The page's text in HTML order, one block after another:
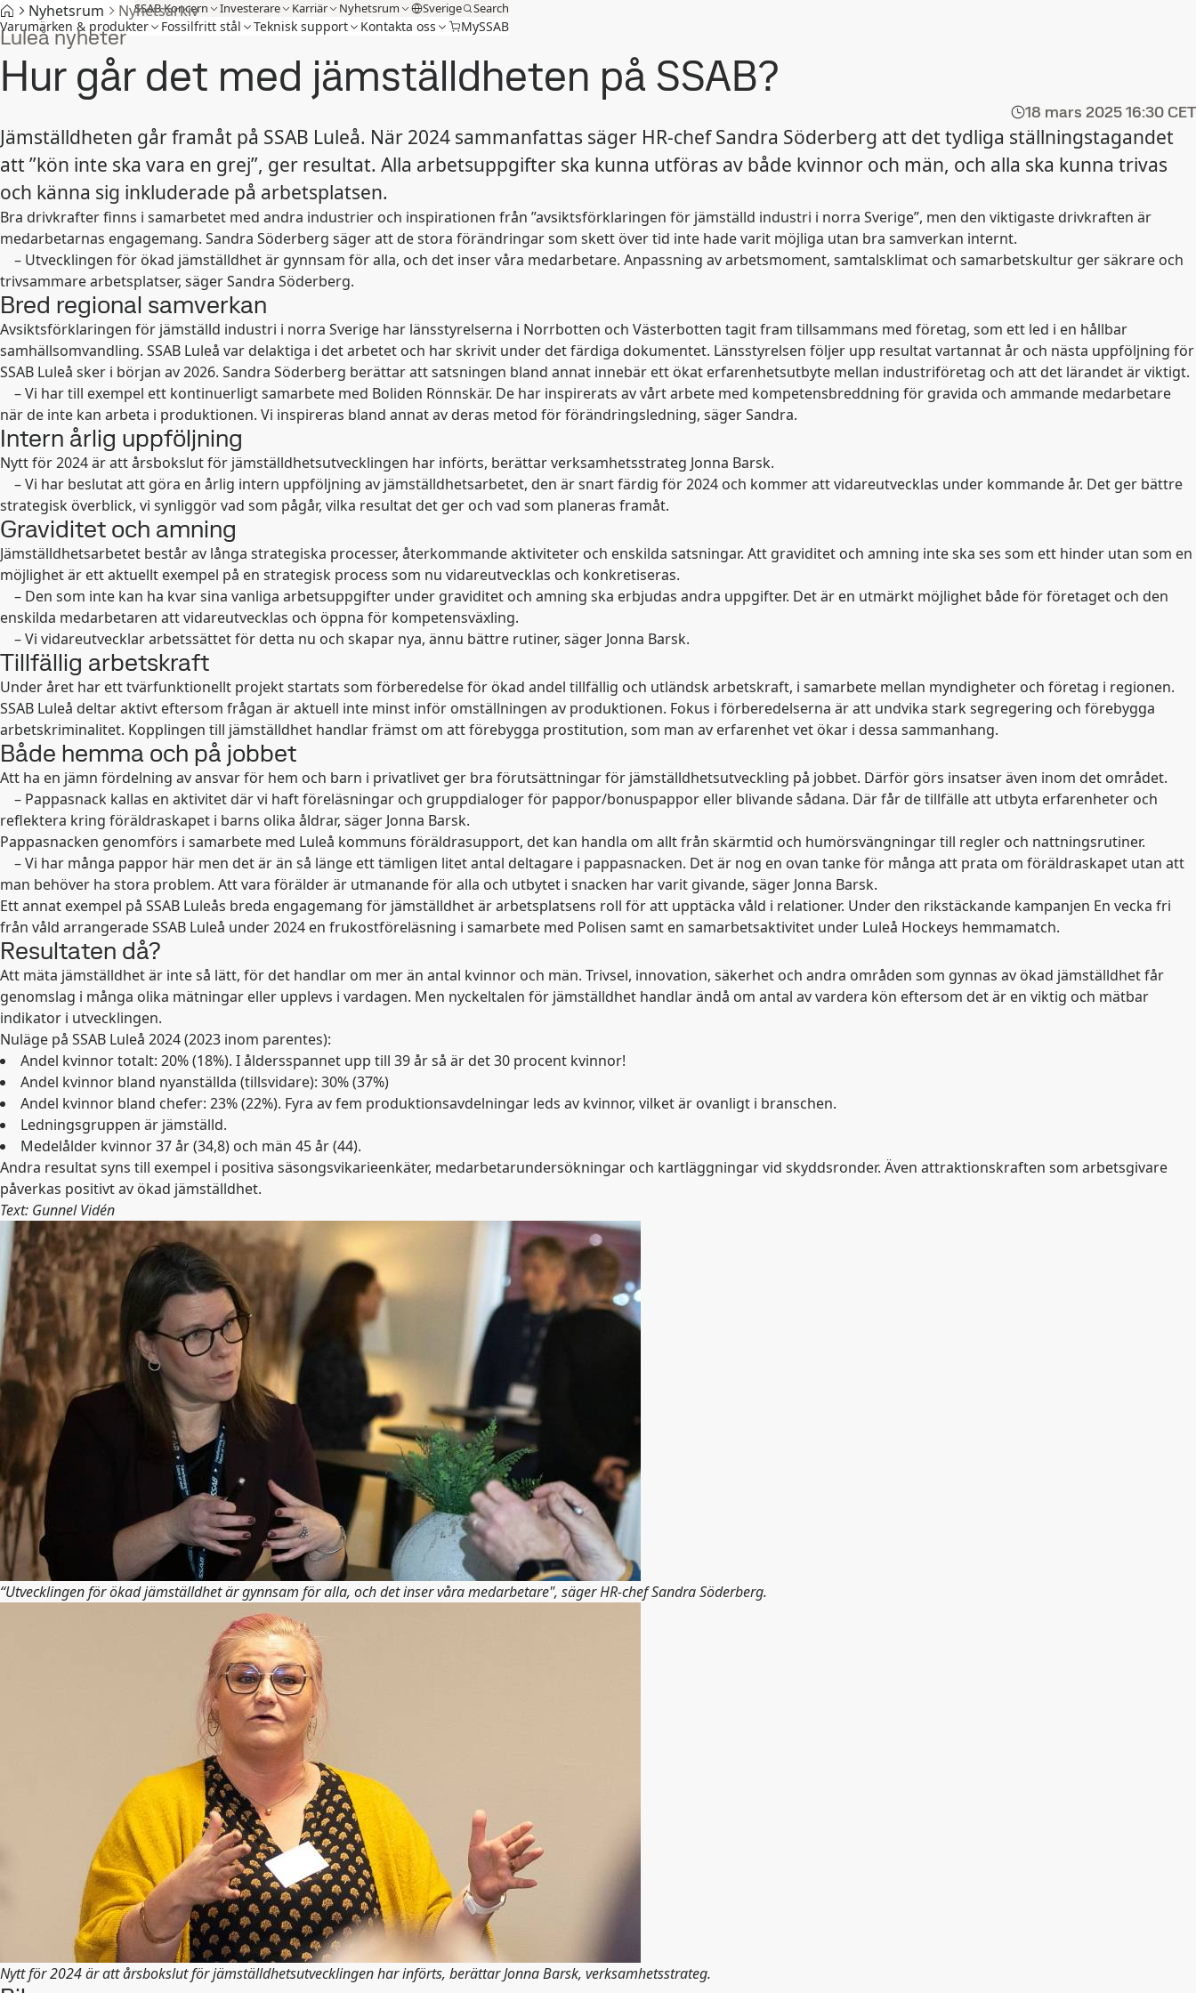
SSAB Koncern Investerare Karriär Nyhetsrum Sverige Search
Varumärken & produkter Fossilfritt stål Teknisk support Kontakta oss MySSAB
Nyhetsrum Nyhetsarkiv
Luleå nyheter
Hur går det med jämställdheten på SSAB?
18 mars 202516:30 CET
Jämställdheten går framåt på SSAB Luleå. När 2024 sammanfattas säger HR-chef Sandra Söderberg att det tydliga ställningstagandet
att ”kön inte ska vara en grej”, ger resultat. Alla arbetsuppgifter ska kunna utföras av både kvinnor och män, och alla ska kunna trivas
och känna sig inkluderade på arbetsplatsen.
Bra drivkrafter finns i samarbetet med andra industrier och inspirationen från ”avsiktsförklaringen för jämställd industri i norra Sverige”, men den viktigaste drivkraften är
medarbetarnas engagemang. Sandra Söderberg säger att de stora förändringar som skett över tid inte hade varit möjliga utan bra samverkan internt.
– Utvecklingen för ökad jämställdhet är gynnsam för alla, och det inser våra medarbetare. Anpassning av arbetsmoment, samtalsklimat och samarbetskultur ger säkrare och
trivsammare arbetsplatser, säger Sandra Söderberg.
Bred regional samverkan
Avsiktsförklaringen för jämställd industri i norra Sverige har länsstyrelserna i Norrbotten och Västerbotten tagit fram tillsammans med företag, som ett led i en hållbar
samhällsomvandling. SSAB Luleå var delaktiga i det arbetet och har skrivit under det färdiga dokumentet. Länsstyrelsen följer upp resultat vartannat år och nästa uppföljning för
SSAB Luleå sker i början av 2026. Sandra Söderberg berättar att satsningen bland annat innebär ett ökat erfarenhetsutbyte mellan industriföretag och att det lärandet är viktigt.
–Vi har till exempel ett kontinuerligt samarbete med Boliden Rönnskär. De har inspirerats av vårt arbete med kompetensbreddning för gravida och ammande medarbetare
när de inte kan arbeta i produktionen. Vi inspireras bland annat av deras metod för förändringsledning, säger Sandra.
Intern årlig uppföljning
Nytt för 2024 är att årsbokslut för jämställdhetsutvecklingen har införts, berättar verksamhetsstrateg Jonna Barsk.
–Vi har beslutat att göra en årlig intern uppföljning av jämställdhetsarbetet, den är snart färdig för 2024 och kommer att vidareutvecklas under kommande år. Det ger bättre
strategisk överblick, vi synliggör vad som pågår, vilka resultat det ger och vad som planeras framåt.
Graviditet och amning
Jämställdhetsarbetet består av långa strategiska processer, återkommande aktiviteter och enskilda satsningar. Att graviditet och amning inte ska ses som ett hinder utan som en
möjlighet är ett aktuellt exempel på en strategisk process som nu vidareutvecklas och konkretiseras.
– Den som inte kan ha kvar sina vanliga arbetsuppgifter under graviditet och amning ska erbjudas andra uppgifter. Det är en utmärkt möjlighet både för företaget och den
enskilda medarbetaren att vidareutvecklas och öppna för kompetensväxling.
–Vi vidareutvecklar arbetssättet för detta nu och skapar nya, ännu bättre rutiner, säger Jonna Barsk.
Tillfällig arbetskraft
Under året har ett tvärfunktionellt projekt startats som förberedelse för ökad andel tillfällig och utländsk arbetskraft, i samarbete mellan myndigheter och företag i regionen.
SSAB Luleå deltar aktivt eftersom frågan är aktuell inte minst inför omställningen av produktionen. Fokus i förberedelserna är att undvika stark segregering och förebygga
arbetskriminalitet. Kopplingen till jämställdhet handlar främst om att förebygga prostitution, som man av erfarenhet vet ökar i dessa sammanhang.
Både hemma och på jobbet
Att ha en jämn fördelning av ansvar för hem och barn i privatlivet ger bra förutsättningar för jämställdhetsutveckling på jobbet. Därför görs insatser även inom det området.
– Pappasnack kallas en aktivitet där vi haft föreläsningar och gruppdialoger för pappor/bonuspappor eller blivande sådana. Där får de tillfälle att utbyta erfarenheter och
reflektera kring föräldraskapet i barns olika åldrar, säger Jonna Barsk.
Pappasnacken genomförs i samarbete med Luleå kommuns föräldrasupport, det kan handla om allt från skärmtid och humörsvängningar till regler och nattningsrutiner.
–Vi har många pappor här men det är än så länge ett tämligen litet antal deltagare i pappasnacken. Det är nog en ovan tanke för många att prata om föräldraskapet utan att
man behöver ha stora problem. Att vara förälder är utmanande för alla och utbytet i snacken har varit givande, säger Jonna Barsk.
Ett annat exempel på SSAB Luleås breda engagemang för jämställdhet är arbetsplatsens roll för att upptäcka våld i relationer. Under den rikstäckande kampanjen En vecka fri
från våld arrangerade SSAB Luleå under 2024 en frukostföreläsning i samarbete med Polisen samt en samarbetsaktivitet under Luleå Hockeys hemmamatch.
Resultaten då?
Att mäta jämställdhet är inte så lätt, för det handlar om mer än antal kvinnor och män. Trivsel, innovation, säkerhet och andra områden som gynnas av ökad jämställdhet får
genomslag i många olika mätningar eller upplevs i vardagen. Men nyckeltalen för jämställdhet handlar ändå om antal av vardera kön eftersom det är en viktig och mätbar
indikator i utvecklingen.
Nuläge på SSAB Luleå 2024 (2023 inom parentes):
Andel kvinnor totalt: 20% (18%). I åldersspannet upp till 39 år så är det 30 procent kvinnor!
Andel kvinnor bland nyanställda (tillsvidare): 30% (37%)
Andel kvinnor bland chefer: 23% (22%). Fyra av fem produktionsavdelningar leds av kvinnor, vilket är ovanligt i branschen.
Ledningsgruppen är jämställd.
Medelålder kvinnor 37 år (34,8) och män 45 år (44).
Andra resultat syns till exempel i positiva säsongsvikarieenkäter, medarbetarundersökningar och kartläggningar vid skyddsronder. Även attraktionskraften som arbetsgivare
påverkas positivt av ökad jämställdhet.
Text: Gunnel Vidén
“Utvecklingen för ökad jämställdhet är gynnsam för alla, och det inser våra medarbetare", säger HR-chef Sandra Söderberg.
Nytt för 2024 är att årsbokslut för jämställdhetsutvecklingen har införts, berättar Jonna Barsk, verksamhetsstrateg.